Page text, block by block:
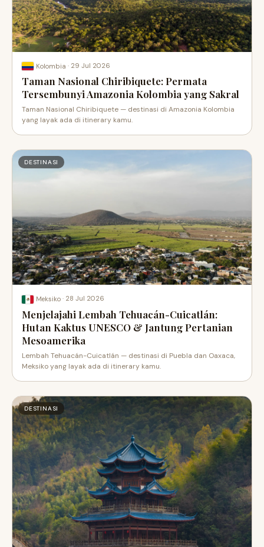
Kolombia · 29 Jul 2026
Taman Nasional Chiribiquete: Permata
Tersembunyi Amazonia Kolombia yang Sakral
Taman Nasional Chiribiquete — destinasi di Amazonia Kolombia
yang layak ada di itinerary kamu.
DESTINASI
Meksiko · 28 Jul 2026
Menjelajahi Lembah Tehuacán-Cuicatlán:
Hutan Kaktus UNESCO & Jantung Pertanian
Mesoamerika
Lembah Tehuacán-Cuicatlán — destinasi di Puebla dan Oaxaca,
Meksiko yang layak ada di itinerary kamu.
DESTINASI